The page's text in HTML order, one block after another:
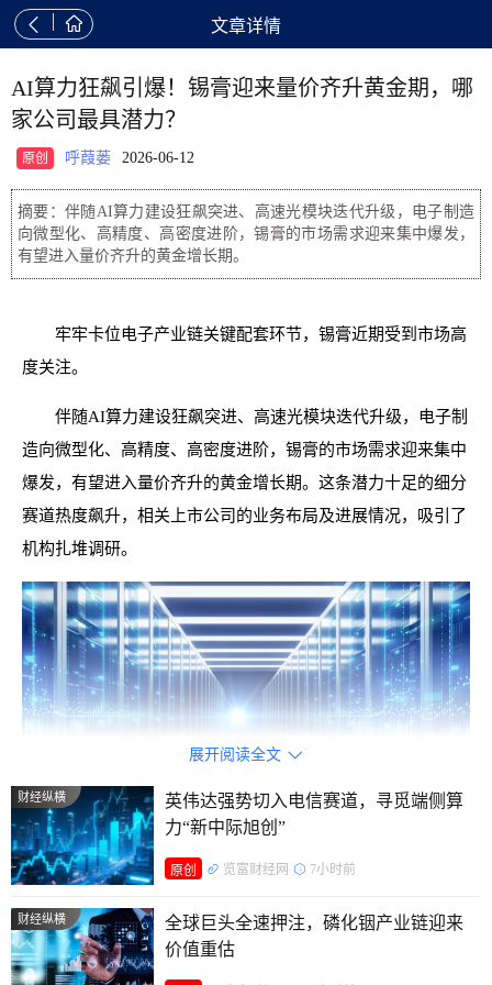
  文章详情
AI算力狂飙引爆！锡膏迎来量价齐升黄金期，哪
家公司最具潜力？
原创 呼葭蒌 2026-06-12
摘要：伴随AI算力建设狂飙突进、高速光模块迭代升级，电子制造
向微型化、高精度、高密度进阶，锡膏的市场需求迎来集中爆发，
有望进入量价齐升的黄金增长期。
牢牢卡位电子产业链关键配套环节，锡膏近期受到市场高
度关注。
伴随AI算力建设狂飙突进、高速光模块迭代升级，电子制
造向微型化、高精度、高密度进阶，锡膏的市场需求迎来集中
爆发，有望进入量价齐升的黄金增长期。这条潜力十足的细分
赛道热度飙升，相关上市公司的业务布局及进展情况，吸引了
机构扎堆调研。
核心材料属性凸显
锡膏，又称焊锡膏，是由锡合金粉末与助焊膏（包含松
香、表面活性剂、溶剂、触变剂等）搅拌混合形成的膏状混合
展开阅读全文 
财经纵横
英伟达强势切入电信赛道，寻觅端侧算
力“新中际旭创”
原创 览富财经网 7小时前
财经纵横
全球巨头全速押注，磷化铟产业链迎来
价值重估